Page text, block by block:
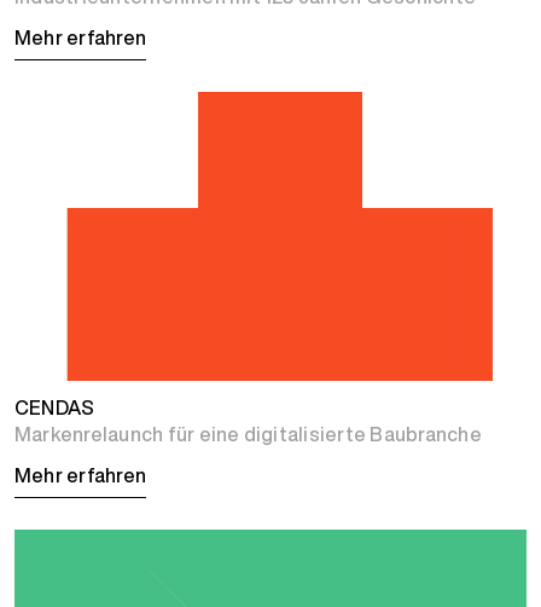
Mehr erfahren
CENDAS
Markenrelaunch für eine digitalisierte Baubranche
Mehr erfahren